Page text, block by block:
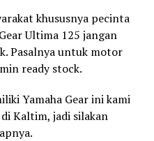
khususnya pecinta
Ultima 125 jangan
Pasalnya untuk motor
ready stock.
Yamaha Gear ini kami
Kaltim, jadi silakan